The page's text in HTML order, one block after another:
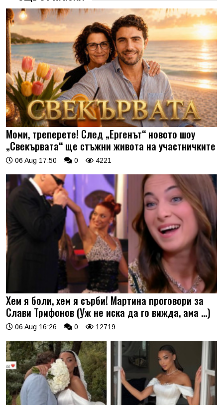
Моми, треперете! След „Ергенът“ новото шоу
„Свекървата“ ще стъжни живота на участничките
06 Aug 17:50 0 4221
Хем я боли, хем я сърби! Мартина проговори за
Слави Трифонов (Уж не иска да го вижда, ама …)
06 Aug 16:26 0 12719